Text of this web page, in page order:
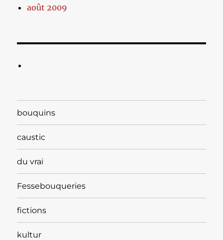
août 2009
bouquins
caustic
du vrai
Fessebouqueries
fictions
kultur